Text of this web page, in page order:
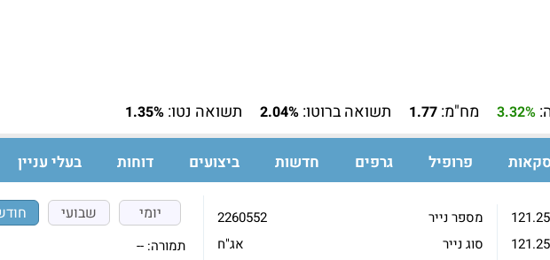
3.32% מח"מ: 1.77 תשואה ברוטו: 2.04% תשואה נטו: 1.35%
פרופיל גרפים חדשות ביצועים דוחות בעלי עניין
121.25
121.25
מספר נייר
2260552
סוג נייר
אג"ח
יומי שבועי
תמורה: --